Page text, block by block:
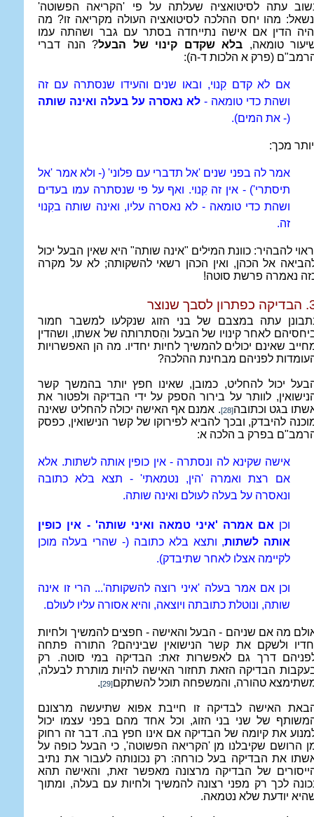
עתה לסיטואציה שעלתה על פי 'הקריאה הפשוטה'
מהו יחס ההלכה לסיטואציה העולה מקריאה זו? מה
הדין אם אישה נתייחדה בסתר עם גבר ושהתה עמו
טומאה, בלא שקדם קינוי של הבעל? הנה דברי
(פרק א הלכות ד-ה):
אם לא קדם קִנוי, ובאו שנים והעידו שנסתרה עם זה
ושהת כדי טומאה - לא נאסרה על בעלה ואינה שותה
(- את המים).
מכך:
אמר לה בפני שנים 'אל תדברי עם פלוני' (- ולא אמר 'אל
תיסתרי') - אין זה קִנוי. ואף על פי שנסתרה עמו בעדים
ושהת כדי טומאה - לא נאסרה עליו, ואינה שותה בקִנוי
זה.
להבהיר: כוונת המילים "אינה שותה" היא שאין הבעל יכול
אל הכהן, ואין הכהן רשאי להשקותה; לא על מקרה
נאמרה פרשת סוטה!
שנוצר
עתה במצבם של בני הזוג שנקלעו למשבר חמור
לאחר קינויו של הבעל והִסתרותה של אשתו, ושהדין
שאינם יכולים להמשיך לחיות יחדיו. מה הן האפשרויות
לפניהם מבחינת ההלכה?
יכול להחליט, כמובן, שאינו חפץ יותר בהמשך קשר
לוותר על בירור הספק על ידי הבדיקה ולפטור את
בגט וכתובה[28]. אמנם אף האישה יכולה להחליט שאינה
להיבדק, ובכך להביא לפירוקו של קשר הנישואין, כפסק
בפרק ב הלכה א:
אישה שקינא לה ונסתרה - אין כופין אותה לשתות. אלא
אם רצת ואמרה 'הין, נטמאתי' - תצא בלא כתובה
ונאסרה על בעלה לעולם ואינה שותה.
וכן אם אמרה 'איני טמאה ואיני שותה' - אין כופין
אותה לשתות, ותצא בלא כתובה (- שהרי בעלה מוכן
לקיימה אצלו לאחר שתיבדק).
וכן אם אמר בעלה 'איני רוצה להשקותה'... הרי זו אינה
שותה, ונוטלת כתובתה ויוצאה, והיא אסורה עליו לעולם.
מה אם שניהם - הבעל והאישה - חפצים להמשיך ולחיות
ולשקם את קשר הנישואין שביניהם? התורה פתחה
דרך גם לאפשרות זאת: הבדיקה במי סוטה. רק
הבדיקה הזאת תחזור האישה להיות מותרת לבעלה,
טהורה, והמשפחה תוכל להשתקם[29]
.
האישה לבדיקה זו חייבת אפוא שתיעשה מרצונם
של שני בני הזוג, וכל אחד מהם בפני עצמו יכול
את קיומה של הבדיקה אם אינו חפץ בה. דבר זה רחוק
הרושם שקיבלנו מן 'הקריאה הפשוטה', כי הבעל כופה על
את הבדיקה בעל כורחה: רק נכונותה לעבור את נתיב
של הבדיקה מרצונה מאפשר זאת, והאישה תהא
לכך רק מפני רצונה להמשיך ולחיות עם בעלה, ומתוך
יודעת שלא נטמאה.